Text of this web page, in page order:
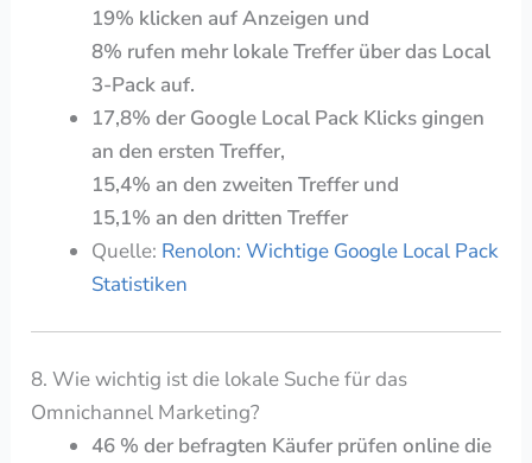
19% klicken auf Anzeigen und
8% rufen mehr lokale Treffer über das Local
3-Pack auf.
17,8% der Google Local Pack Klicks gingen
an den ersten Treffer,
15,4% an den zweiten Treffer und
15,1% an den dritten Treffer
Quelle: Renolon: Wichtige Google Local Pack
Statistiken
8. Wie wichtig ist die lokale Suche für das
Omnichannel Marketing?
46 % der befragten Käufer prüfen online die